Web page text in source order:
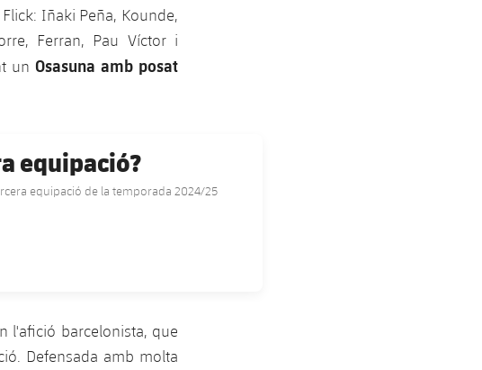
Iñaki Peña, Kounde,
Ferran, Pau Víctor i
un Osasuna amb posat
equipació?
equipació de la temporada 2024/25
l'afició barcelonista, que
Defensada amb molta